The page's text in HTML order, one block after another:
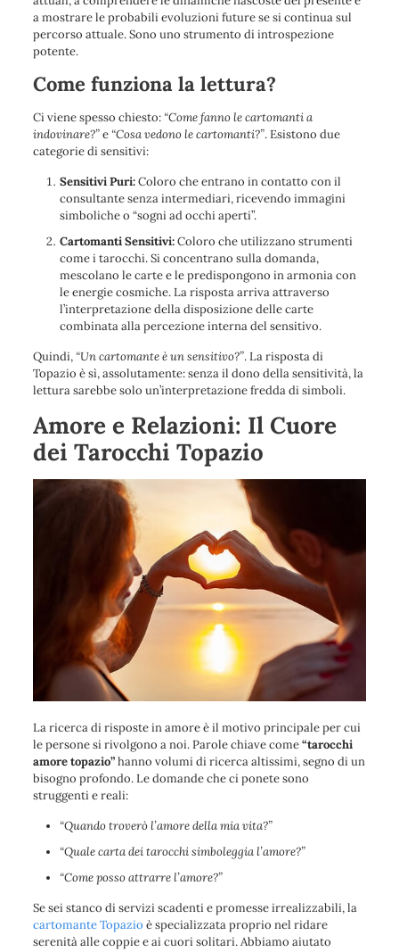
a mostrare le probabili evoluzioni future se si continua sul
percorso attuale. Sono uno strumento di introspezione
potente.
Come funziona la lettura?
Ci viene spesso chiesto: “Come fanno le cartomanti a
indovinare?”e “Cosa vedono le cartomanti?”. Esistono due
categorie di sensitivi:
Sensitivi Puri:Coloro che entrano in contatto con il
consultante senza intermediari, ricevendo immagini
simboliche o “sogni ad occhi aperti”.
Cartomanti Sensitivi:Coloro che utilizzano strumenti
come i tarocchi. Si concentrano sulla domanda,
mescolano le carte e le predispongono in armonia con
le energie cosmiche. La risposta arriva attraverso
l’interpretazione della disposizione delle carte
combinata alla percezione interna del sensitivo.
Quindi, “Un cartomante è un sensitivo?”. La risposta di
Topazio è sì, assolutamente: senza il dono della sensitività, la
lettura sarebbe solo un’interpretazione fredda di simboli.
Amore e Relazioni: Il Cuore
dei Tarocchi Topazio
La ricerca di risposte in amore è il motivo principale per cui
le persone si rivolgono a noi. Parole chiave come“tarocchi
amore topazio”hanno volumi di ricerca altissimi, segno di un
bisogno profondo. Le domande che ci ponete sono
struggenti e reali:
“Quando troverò l’amore della mia vita?”
“Quale carta dei tarocchi simboleggia l’amore?”
“Come posso attrarre l’amore?”
Se sei stanco di servizi scadenti e promesse irrealizzabili, la
cartomante Topazio è specializzata proprio nel ridare
serenità alle coppie e ai cuori solitari. Abbiamo aiutato